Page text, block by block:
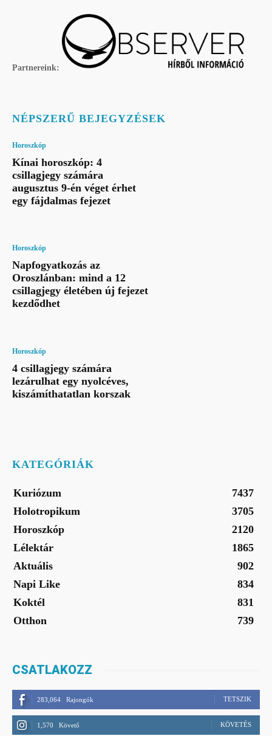
Partnereink:
NÉPSZERŰ BEJEGYZÉSEK
Horoszkóp
Kínai horoszkóp: 4
csillagjegy számára
augusztus 9-én véget érhet
egy fájdalmas fejezet
Horoszkóp
Napfogyatkozás az
Oroszlánban: mind a 12
csillagjegy életében új fejezet
kezdődhet
Horoszkóp
4 csillagjegy számára
lezárulhat egy nyolcéves,
kiszámíthatatlan korszak
KATEGÓRIÁK
Kuriózum
7437
Holotropikum
3705
Horoszkóp
2120
Lélektár
1865
Aktuális
902
Napi Like
834
Koktél
831
Otthon
739
CSATLAKOZZ
283,064 Rajongók TETSZIK
1,570 Követő KÖVETÉS